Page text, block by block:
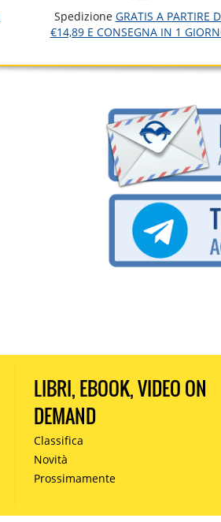
Spedizione GRATIS A PARTIRE
€14,89 E CONSEGNA IN 1
LIBRI, EBOOK, VIDEO ON
DEMAND
Classifica
Novità
Prossimamente